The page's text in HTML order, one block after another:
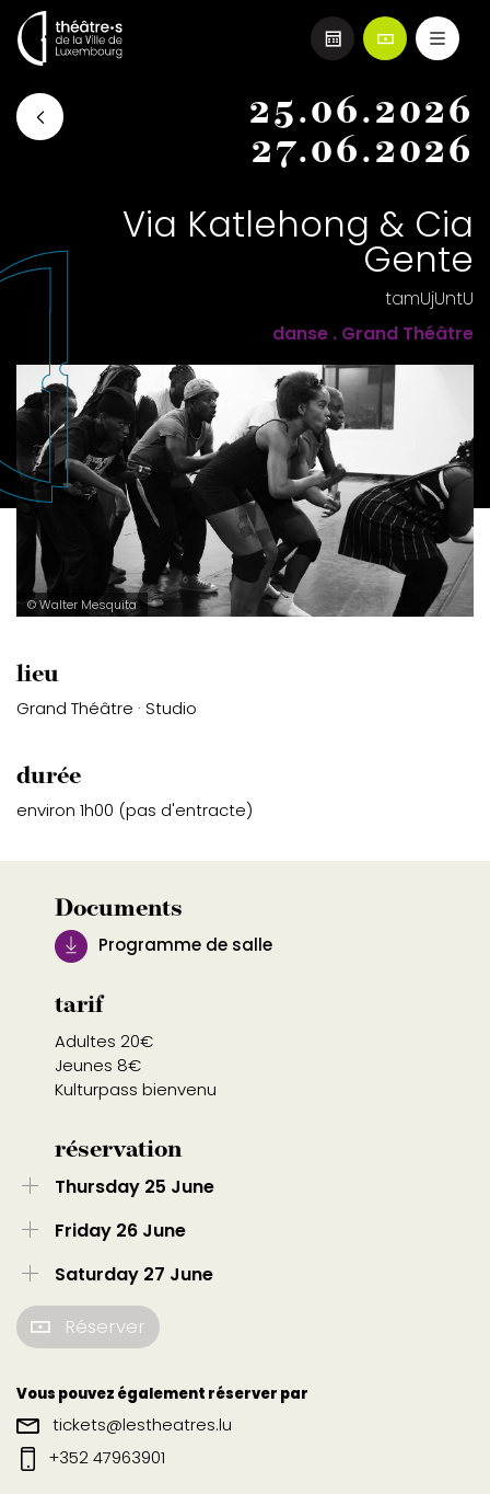
Aller
au
contenu
25.06.2026
27.06.2026
Via Katlehong & Cia
Gente
tamUjUntU
danse . Grand Théâtre
© Walter Mesquita
lieu
Grand Théâtre · Studio
durée
environ 1h00 (pas d'entracte)
Documents
Programme de salle
tarif
Adultes 20€
Jeunes 8€
Kulturpass bienvenu
réservation
Thursday 25 June
Friday 26 June
Saturday 27 June
Réserver
Vous pouvez également réserver par
tickets@lestheatres.lu
+352 47963901